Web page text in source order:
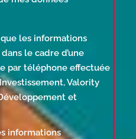
les informations
le cadre d’une
par téléphone effectuée
Valority
et
informations